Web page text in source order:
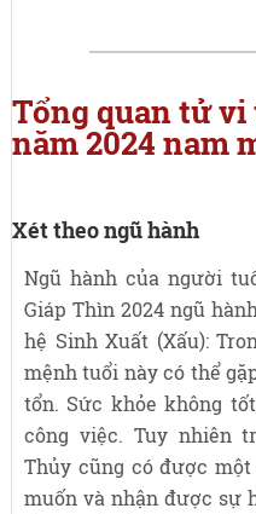
Tổng quan tử
năm 2024 nam
Xét theo ngũ hành
Ngũ hành của người
Giáp Thìn 2024 ngũ
hệ Sinh Xuất (Xấu):
mệnh tuổi này có thể
tổn. Sức khỏe không
công việc. Tuy nhiên
Thủy cũng có được
muốn và nhận được sự